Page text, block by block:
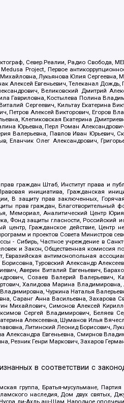
Север.Реалии, Радио Свобода,
Project, Первое
Лукьянова Юлия Сергеевна,
Евгеньевич, Телеканал
Великовский Дмитрий
Гавриловна, Костылева Полина
Сергеевич, Кильтау Екатерина
Петров Алексей Викторович, Егоров
Клепиковская Екатерина
Юрьевна, Перл Роман
Валерьевна, Павлов Иван Юрьевич,
Олег Александрович,
граждан Штаб, Институт права и
инициатива, Гражданская
В защиту прав заключенных,
прав граждан,
Мемориал, Аналитический Центр
Фонд защиты гласности, Российский
Гражданское действие, Центр
и проектов Совета Министров
- Сибирь, Частное учреждение в
и Закон, Общественная комиссия
антимонопольная
Туровский Александр
Аверин Виталий Евгеньевич,
Созаев Валерий Валерьевич,
Халидова Марина
Чуркина Наталья
Саранг Анна Васильевна, Захарова
Михайлович, Симонов Алексей
Сергей Владимирович, Беляев
Алексеевна, Шуманов Илья
Литинский Леонид Борисович,
Евгеньевна, Смирнов
Резник Генри Маркович, Захаров
в соответствии с
группа, Братья-мусульмане, Партия
наследия, Дом двух
ли-Ахль аш-Шам, Народное